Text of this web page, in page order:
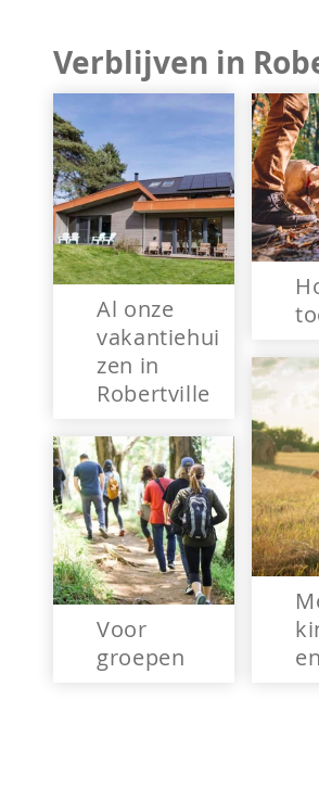
Verblijven in
Al onze
vakantiehui
zen in
Robertville
Voor
groepen
en